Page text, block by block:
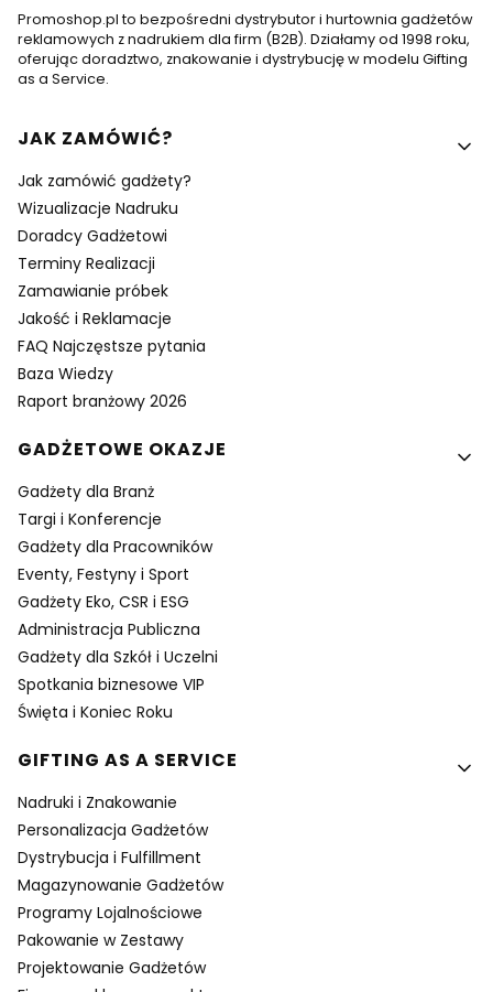
Promoshop.pl to bezpośredni dystrybutor i hurtownia gadżetów
reklamowych z nadrukiem dla firm (B2B). Działamy od 1998 roku,
oferując doradztwo, znakowanie i dystrybucję w modelu Gifting
as a Service.
Linki w stopce
JAK ZAMÓWIĆ?
Jak zamówić gadżety?
Wizualizacje Nadruku
Doradcy Gadżetowi
Terminy Realizacji
Zamawianie próbek
Jakość i Reklamacje
FAQ Najczęstsze pytania
Baza Wiedzy
Raport branżowy 2026
GADŻETOWE OKAZJE
Gadżety dla Branż
Targi i Konferencje
Gadżety dla Pracowników
Eventy, Festyny i Sport
Gadżety Eko, CSR i ESG
Administracja Publiczna
Gadżety dla Szkół i Uczelni
Spotkania biznesowe VIP
Święta i Koniec Roku
GIFTING AS A SERVICE
Nadruki i Znakowanie
Personalizacja Gadżetów
Dystrybucja i Fulfillment
Magazynowanie Gadżetów
Programy Lojalnościowe
Pakowanie w Zestawy
Projektowanie Gadżetów